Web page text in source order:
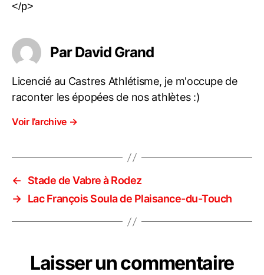
</p>
Par David Grand
Licencié au Castres Athlétisme, je m'occupe de
raconter les épopées de nos athlètes :)
Voir l’archive →
←
Stade de Vabre à Rodez
→ Lac François Soula de Plaisance-du-Touch
Laisser un commentaire